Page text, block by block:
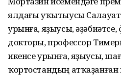
ялдағы уҡытыусы Салауат
урынға, яҙыусы,
докторы, профессор
икенсе урынға, яҙыусы,
ҡорт­остандың атҡаҙанған